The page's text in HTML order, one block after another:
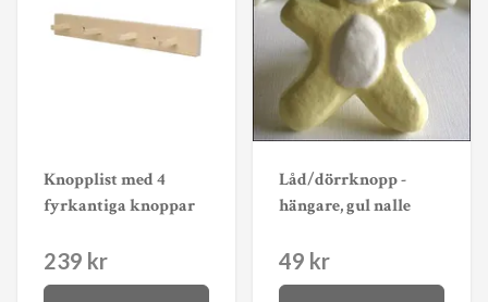
Knopplist med 4
fyrkantiga knoppar
239 kr
Låd/dörrknopp -
hängare, gul nalle
49 kr